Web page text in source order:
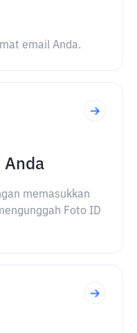
email Anda.
Anda
memasukkan
Foto ID